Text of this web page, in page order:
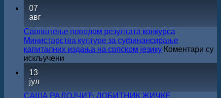
07
авг
Саопштење поводом резултата конкурса
Министарства културе за суфинансирање
капиталних издања на српском језику Коментари су
искључени
конкурса
13
јул
САША РАДОЈЧИЋ ДОБИТНИК ЖИЧКЕ